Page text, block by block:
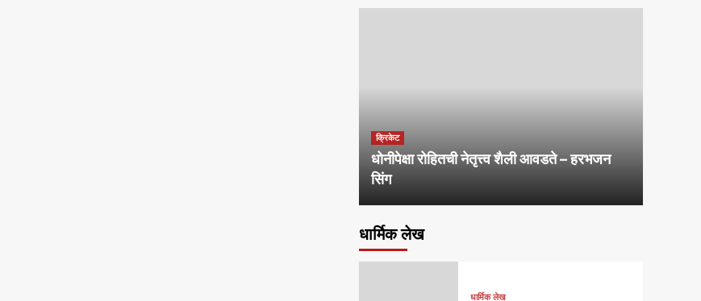
क्रिकेट
धोनीपेक्षा रोहितची नेतृत्त्व शैली आवडते – हरभजन
सिंग
धार्मिक लेख
धार्मिक लेख